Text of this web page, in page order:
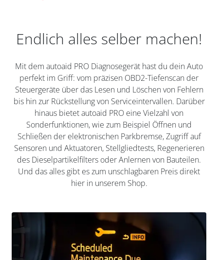
Endlich alles selber machen!
Mit dem autoaid PRO Diagnosegerät hast du dein Auto
perfekt im Griff: vom präzisen OBD2-Tiefenscan der
Steuergeräte über das Lesen und Löschen von Fehlern
bis hin zur Rückstellung von Serviceintervallen. Darüber
hinaus bietet autoaid PRO eine Vielzahl von
Sonderfunktionen, wie zum Beispiel Öffnen und
Schließen der elektronischen Parkbremse, Zugriff auf
Sensoren und Aktuatoren, Stellgliedtests, Regenerieren
des Dieselpartikelfilters oder Anlernen von Bauteilen.
Und das alles gibt es zum unschlagbaren Preis direkt
hier in unserem Shop.